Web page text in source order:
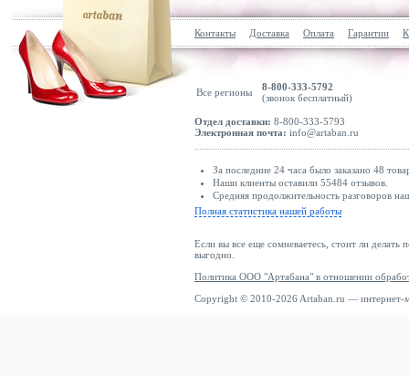
Контакты Доставка Оплата Гарантии
Все регионы
8-800-333-5792
(звонок бесплатный)
Отдел доставки: 8-800-333-5793
Электронная почта: info@artaban.ru
За последние 24 часа было заказано 48
Наши клиенты оставили 55484 отзывов.
Средняя продолжительность разговоров
Полная статистика нашей работы
Если вы все еще сомневаетесь, стоит ли делать
выгодно.
Политика ООО "Артабана" в отношении
Copyright © 2010-2026 Artaban.ru — интернет-